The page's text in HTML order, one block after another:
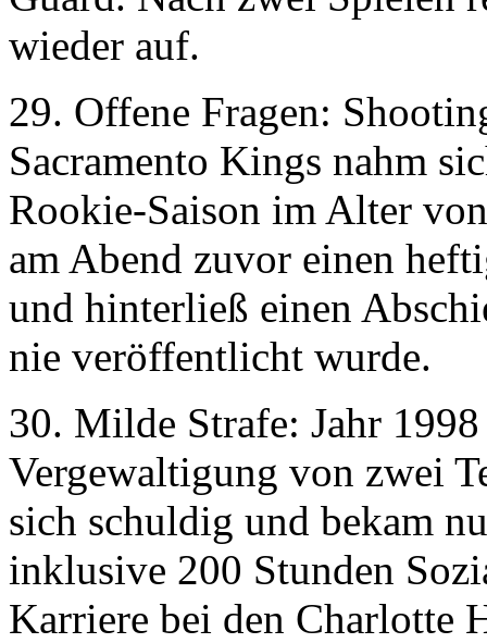
wieder auf.
29. Offene Fragen:
Sacramento Kings nahm
Rookie-Saison im Alter
am Abend zuvor einen
und hinterließ einen
nie veröffentlicht wurde.
30. Milde Strafe: Jahr
Vergewaltigung von zwei
sich schuldig und bekam
inklusive 200 Stunden
Karriere bei den Charlotte